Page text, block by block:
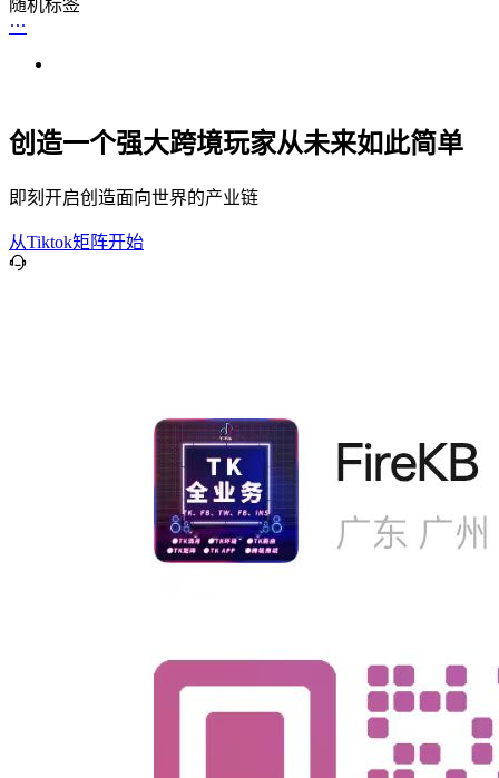
随机标签
创造一个强大跨境玩家从未来如此简单
即刻开启创造面向世界的产业链
从Tiktok矩阵开始